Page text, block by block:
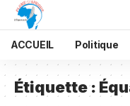
ACCUEIL Politique
Étiquette :